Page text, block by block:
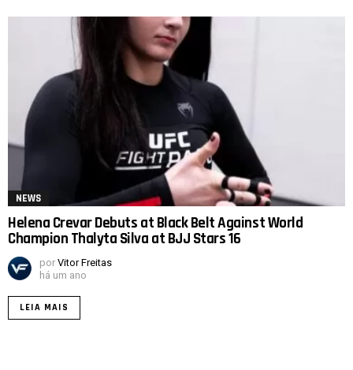
NEWS
Helena Crevar Debuts at Black Belt Against World
Champion Thalyta Silva at BJJ Stars 16
por Vitor Freitas
há um ano
LEIA MAIS